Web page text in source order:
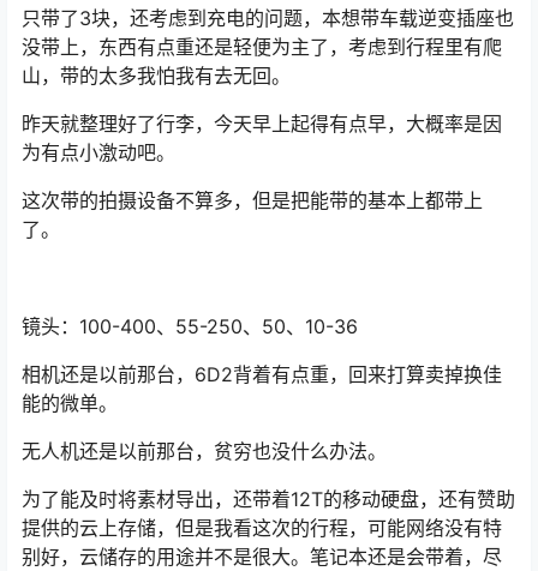
只带了3块，还考虑到充电的问题，本想带车载逆变插座也
没带上，东西有点重还是轻便为主了，考虑到行程里有爬
山，带的太多我怕我有去无回。
昨天就整理好了行李，今天早上起得有点早，大概率是因
为有点小激动吧。
这次带的拍摄设备不算多，但是把能带的基本上都带上
了。
镜头：100-400、55-250、50、10-36
相机还是以前那台，6D2背着有点重，回来打算卖掉换佳
能的微单。
无人机还是以前那台，贫穷也没什么办法。
为了能及时将素材导出，还带着12T的移动硬盘，还有赞助
提供的云上存储，但是我看这次的行程，可能网络没有特
别好，云储存的用途并不是很大。笔记本还是会带着，尽